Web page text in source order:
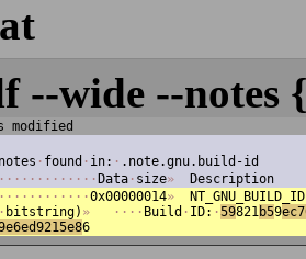
--wide --notes
notes · found · in: · .note.gnu.build-id
· · · · · · · · · · · · · Data · size» Description
· · · · · · · · · · · ·0x00000014» NT_GNU_BUILD_ID
· bitstring) » · · · · Build · ID: ·59821b59
6